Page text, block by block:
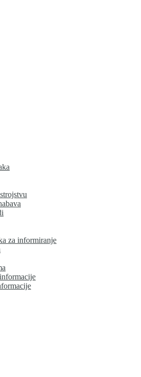
za informiranje